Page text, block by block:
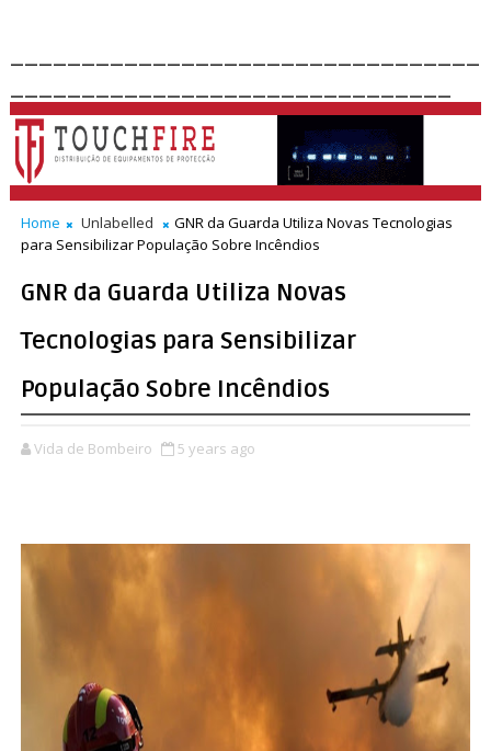
Home Unlabelled
GNR da Guarda Utiliza Novas Tecnologias
para Sensibilizar População Sobre Incêndios
GNR da Guarda Utiliza Novas
Tecnologias para Sensibilizar
População Sobre Incêndios
Vida de Bombeiro 5 years ago